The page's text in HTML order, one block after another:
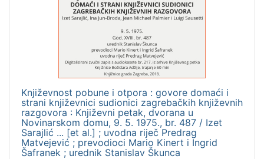
Književnost pobune i otpora : govore domaći i
strani književnici sudionici zagrebačkih književnih
razgovora : Književni petak, dvorana u
Novinarskom domu, 9. 5. 1975., br. 487 / Izet
Sarajlić ... [et al.] ; uvodna riječ Predrag
Matvejević ; prevodioci Mario Kinert i Ingrid
Šafranek ; urednik Stanislav Škunca